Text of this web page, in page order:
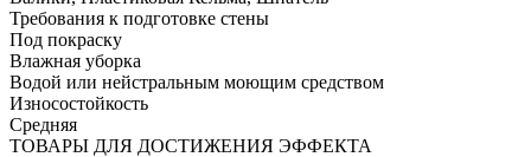
Требования к подготовке стены
Под покраску
Влажная уборка
Водой или нейстральным моющим средством
Износостойкость
Средняя
ТОВАРЫ ДЛЯ ДОСТИЖЕНИЯ ЭФФЕКТА